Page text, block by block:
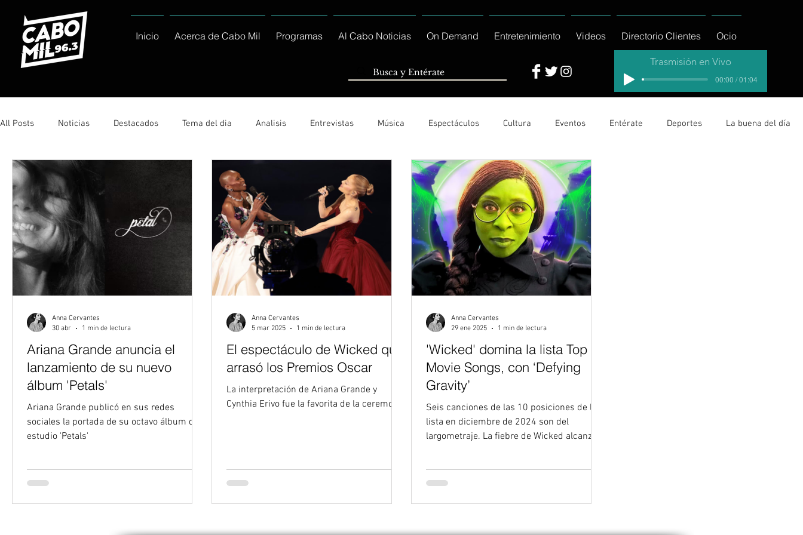
Inicio Acerca de Cabo Mil Programas Al Cabo Noticias On Demand Entretenimiento Videos Directorio Clientes Ocio
Trasmisión en Vivo
00:00 / 01:04
All Posts Noticias Destacados Tema del dia Analisis Entrevistas Música Espectáculos Cultura Eventos Entérate Deportes La buena del día
Sólo Tránsito Local Reportajes Especiales Al Cabo Notic Ayuntamiento de Los Cabos Informa Nacionales e Internacionales Columnas
Servicio Social
Ariana Grande anuncia el
lanzamiento de su nuevo
álbum 'Petals'
Ariana Grande publicó en sus redes
sociales la portada de su octavo álbum de
estudio 'Petals'
Anna Cervantes
30 abr
1 min de lectura
El espectáculo de Wicked que
arrasó los Premios Oscar
La interpretación de Ariana Grande y
Cynthia Erivo fue la favorita de la ceremonia
Anna Cervantes
5 mar 2025
1 min de lectura
'Wicked' domina la lista Top
Movie Songs, con ‘Defying
Gravity’
Seis canciones de las 10 posiciones de la
lista en diciembre de 2024 son del
largometraje. La fiebre de Wicked alcanza
Anna Cervantes
29 ene 2025
1 min de lectura